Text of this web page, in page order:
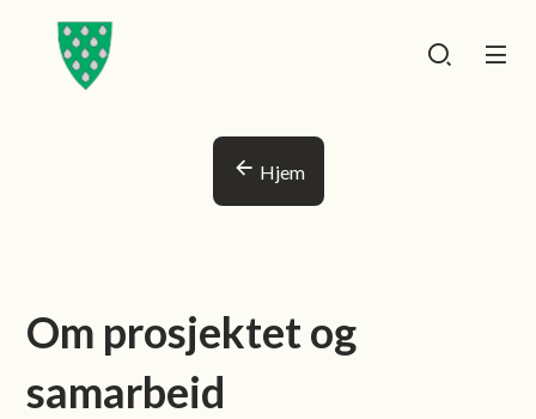
Brynjeprosjektet
Hjem
Om prosjektet og
samarbeid